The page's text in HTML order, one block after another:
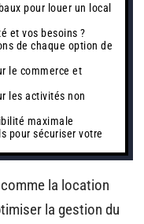
pour louer un local
et vos besoins ?
de chaque option de
le commerce et
les activités non
maximale
pour sécuriser votre
la location
la gestion du